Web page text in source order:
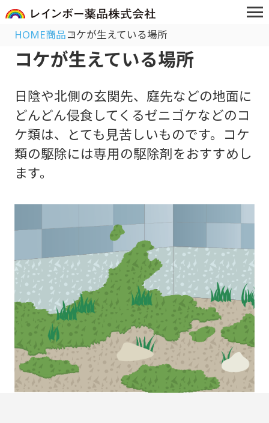
HOME商品コケが生えている場所
コケが生えている場所
日陰や北側の玄関先、庭先などの地面に
どんどん侵食してくるゼニゴケなどのコ
ケ類は、とても見苦しいものです。コケ
類の駆除には専用の駆除剤をおすすめし
ます。